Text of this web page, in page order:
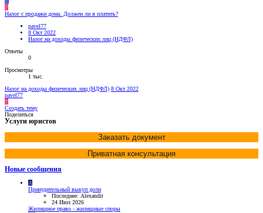
P
Налог с продажи дома. Должен ли я платить?
pavel77
8 Окт 2022
Налог на доходы физических лиц (НДФЛ)
Ответы
0
Просмотры
1 тыс.
Налог на доходы физических лиц (НДФЛ) 8 Окт 2022
pavel77
P
Создать тему
Поделиться
Услуги юристов
Заказать документ
Приватная консультация
Новые сообщения
A
Принудительный выкуп доли
Последнее: Alexandit
24 Июл 2026
Жилищное право - жилищные споры